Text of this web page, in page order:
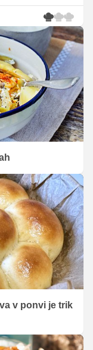
v ponvi je trik